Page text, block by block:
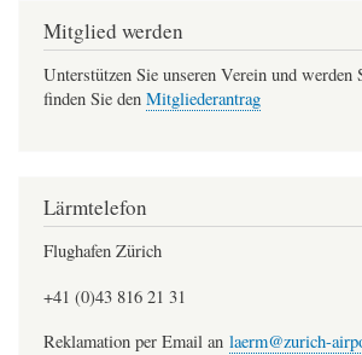
Mitglied werden
Unterstützen Sie unseren Verein und
finden Sie den Mitgliederantrag
Lärmtelefon
Flughafen Zürich
+41 (0)43 816 21 31
Reklamation per Email an laerm@zurich-